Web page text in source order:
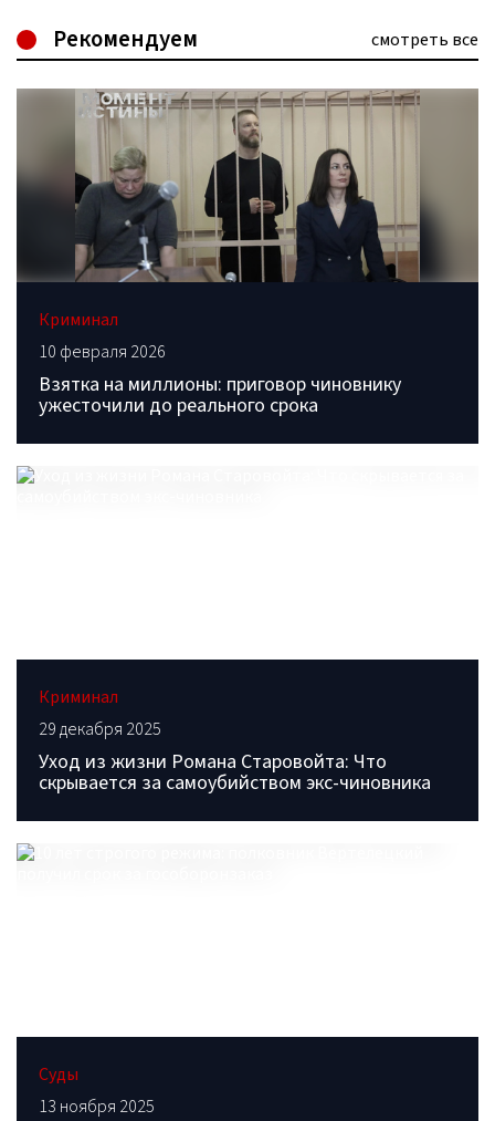
Рекомендуем смотреть все
Криминал
10 февраля 2026
Взятка на миллионы: приговор чиновнику
ужесточили до реального срока
Криминал
29 декабря 2025
Уход из жизни Романа Старовойта: Что
скрывается за самоубийством экс-чиновника
Суды
13 ноября 2025